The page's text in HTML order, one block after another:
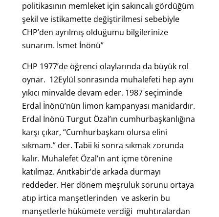
politikasının memleket için sakıncalı gördüğüm
şekil ve istikamette değiştirilmesi sebebiyle
CHP’den ayrılmış olduğumu bilgilerinize
sunarım. İsmet İnönü”
CHP 1977’de öğrenci olaylarında da büyük rol
oynar. 12Eylül sonrasında muhalefeti hep aynı
yıkıcı minvalde devam eder. 1987 seçiminde
Erdal İnönü’nün limon kampanyası manidardır.
Erdal İnönü Turgut Özal’ın cumhurbaşkanlığına
karşı çıkar, “Cumhurbaşkanı olursa elini
sıkmam.” der. Tabii ki sonra sıkmak zorunda
kalır. Muhalefet Özal’ın ant içme törenine
katılmaz. Anıtkabir’de arkada durmayı
reddeder. Her dönem meşruluk sorunu ortaya
atıp irtica manşetlerinden ve askerin bu
manşetlerle hükümete verdiği muhtıralardan